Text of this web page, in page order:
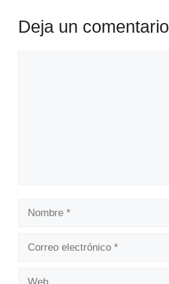
Deja un comentario
Nombre
Correo
Web